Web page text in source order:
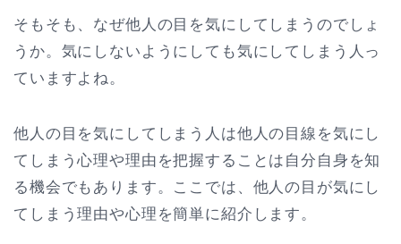
そもそも、なぜ他人の目を気にしてしまうのでしょ
うか。気にしないようにしても気にしてしまう人っ
ていますよね。
他人の目を気にしてしまう人は他人の目線を気にし
てしまう心理や理由を把握することは自分自身を知
る機会でもあります。ここでは、他人の目が気にし
てしまう理由や心理を簡単に紹介します。